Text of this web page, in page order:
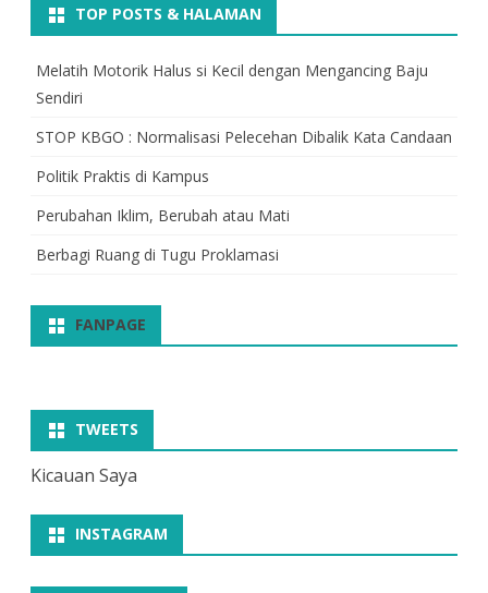
TOP POSTS & HALAMAN
Melatih Motorik Halus si Kecil dengan Mengancing Baju
Sendiri
STOP KBGO : Normalisasi Pelecehan Dibalik Kata Candaan
Politik Praktis di Kampus
Perubahan Iklim, Berubah atau Mati
Berbagi Ruang di Tugu Proklamasi
FANPAGE
TWEETS
Kicauan Saya
INSTAGRAM